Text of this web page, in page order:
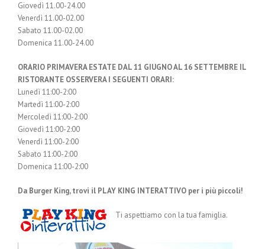
Giovedì 11.00-24.00
Venerdì 11.00-02.00
Sabato 11.00-02.00
Domenica 11.00-24.00
ORARIO PRIMAVERA ESTATE DAL 11 GIUGNO AL 16 SETTEMBRE IL
RISTORANTE OSSERVERA I SEGUENTI ORARI:
Lunedì 11:00-2:00
Martedì 11:00-2:00
Mercoledì 11:00-2:00
Giovedì 11:00-2:00
Venerdì 11:00-2:00
Sabato 11:00-2:00
Domenica 11:00-2:00
Da Burger King, trovi il PLAY KING INTERATTIVO per i più piccoli!
Ti aspettiamo con la tua famiglia.